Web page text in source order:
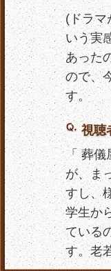
(ドラマ
いう実
あった
ので、
す。
視聴
「 葬
が、ま
すし、
学生か
ている
す。老